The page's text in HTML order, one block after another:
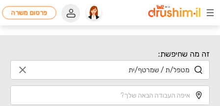
פרסום משרה
זה מה שחיפשת: